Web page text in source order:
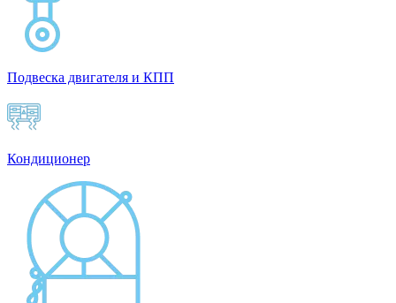
Подвеска двигателя и КПП
Кондиционер